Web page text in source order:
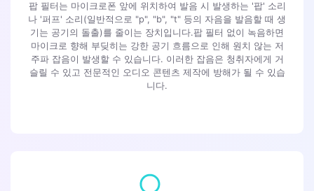
팝 필터는 마이크로폰 앞에 위치하여 발음 시 발생하는 '팝' 소리
나 '퍼프' 소리(일반적으로 "p", "b", "t" 등의 자음을 발음할 때 생
기는 공기의 돌출)를 줄이는 장치입니다.팝 필터 없이 녹음하면
마이크로 향해 부딪히는 강한 공기 흐름으로 인해 원치 않는 저
주파 잡음이 발생할 수 있습니다. 이러한 잡음은 청취자에게 거
슬릴 수 있고 전문적인 오디오 콘텐츠 제작에 방해가 될 수 있습
니다.